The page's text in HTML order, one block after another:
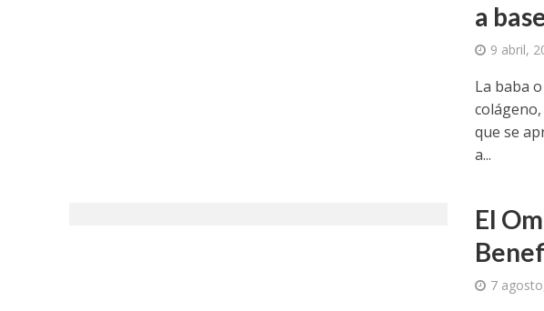
a
9 abril,
La baba
que se
a...
El
7